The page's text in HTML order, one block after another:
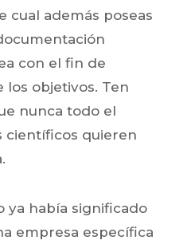
cual además poseas
con el fin de
objetivos. Ten
nunca todo el
científicos quieren
ya había significado
empresa específica